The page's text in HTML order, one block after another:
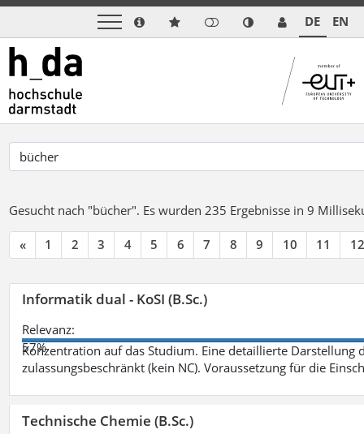
DE EN
Gesucht nach "bücher". Es wurden 235 Ergebnisse in 9
« 1 2 3 4 5 6 7 8 9 10 11 12
Informatik dual - KoSI (B.Sc.)
Relevanz:
57%
Konzentration auf das Studium. Eine detaillierte
zulassungsbeschränkt (kein NC). Voraussetzung für die
Technische Chemie (B.Sc.)